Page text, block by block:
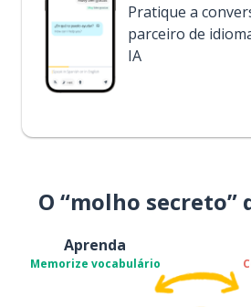
Pratique a
parceiro de
IA
O “molho secreto”
Aprenda
Memorize vocabulário